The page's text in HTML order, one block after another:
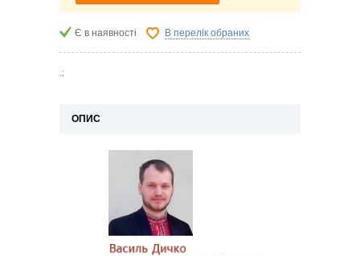
Є в наявності В перелік обраних
.:
ОПИС